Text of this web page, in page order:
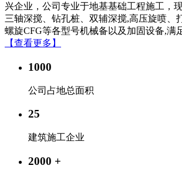
兴企业，公司专业于地基基础工程施工，
三轴深搅、钻孔桩、双辅深搅,高压旋喷、
螺旋CFG等各型号机械备以及加固设备,满
【查看更多】
1000
公司占地总面积
25
建筑施工企业
2000 +